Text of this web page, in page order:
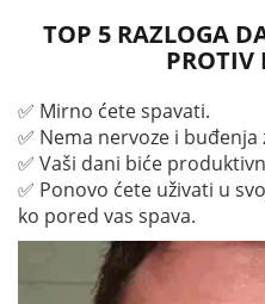
TOP 5 RAZLOGA
PROTIV
✅ Mirno ćete spavati.
✅ Nema nervoze i
✅ Vaši dani biće
✅ Ponovo ćete uživati u
ko pored vas spava.